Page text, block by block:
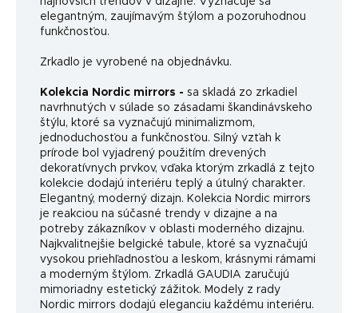
elegantným, zaujímavým štýlom a pozoruhodnou
funkčnosťou.
Zrkadlo je vyrobené na objednávku.
Kolekcia Nordic mirrors - sa skladá zo zrkadiel
navrhnutých v súlade so zásadami škandinávskeho
štýlu, ktoré sa vyznačujú minimalizmom,
jednoduchosťou a funkčnosťou. Silný vzťah k
prírode bol vyjadrený použitím drevených
dekoratívnych prvkov, vďaka ktorým zrkadlá z tejto
kolekcie dodajú interiéru teplý a útulný charakter.
Elegantný, moderný dizajn. Kolekcia Nordic mirrors
je reakciou na súčasné trendy v dizajne a na
potreby zákazníkov v oblasti moderného dizajnu.
Najkvalitnejšie belgické tabule, ktoré sa vyznačujú
vysokou priehľadnosťou a leskom, krásnymi rámami
a moderným štýlom. Zrkadlá GAUDIA zaručujú
mimoriadny estetický zážitok. Modely z rady
Nordic mirrors dodajú eleganciu každému interiéru.